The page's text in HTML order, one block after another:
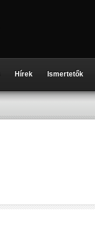
Hírek Ismertetők